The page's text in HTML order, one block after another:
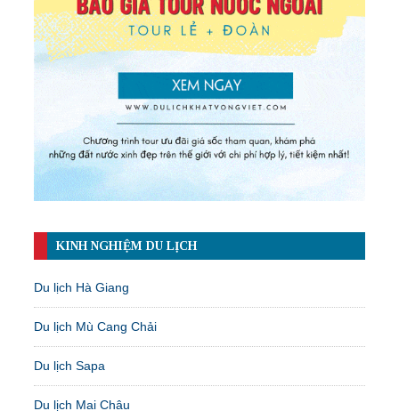
KINH NGHIỆM DU LỊCH
Du lịch Hà Giang
Du lịch Mù Cang Chải
Du lịch Sapa
Du lịch Mai Châu